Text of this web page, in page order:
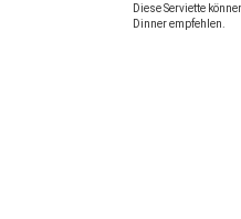
Diese Serviette
Dinner empfehlen.